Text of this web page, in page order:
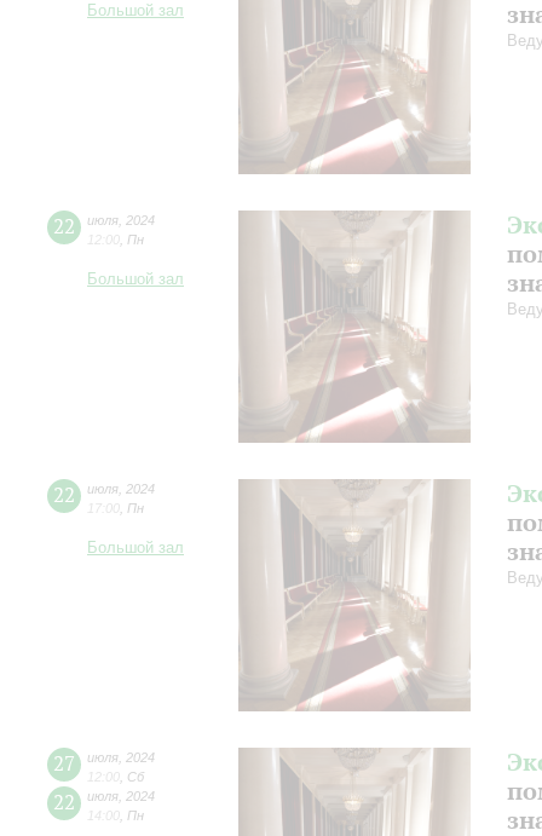
Большой зал
22 июля 2024
12:00 Пн
Большой зал
22 июля 2024
17:00 Пн
Большой зал
27 июля 2024
12:00 Сб
22 июля 2024
14:00 Пн